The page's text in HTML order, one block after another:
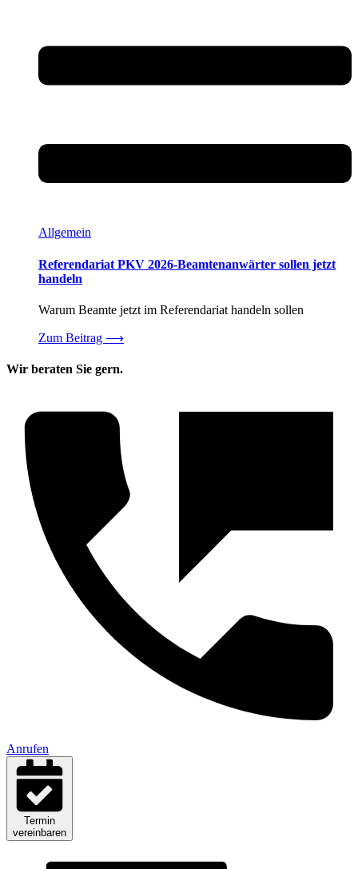
Allgemein
Referendariat PKV 2026-Beamtenanwärter sollen jetzt
handeln
Warum Beamte jetzt im Referendariat handeln sollen
Zum Beitrag ⟶
Wir beraten Sie gern.
Anrufen
Termin
vereinbaren